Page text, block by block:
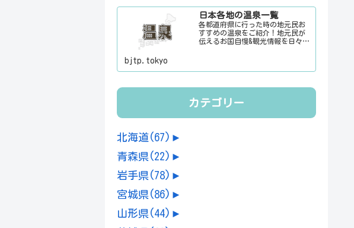
日本各地の温泉一覧
各都道府県に行った時の地元民お
すすめの温泉をご紹介！地元民が
伝えるお国自慢&観光情報を日々更
bjtp.tokyo
カテゴリー
北海道(67) ►
青森県(22) ►
岩手県(78) ►
宮城県(86) ►
山形県(44) ►